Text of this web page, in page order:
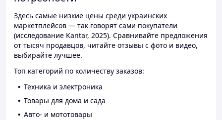
Здесь самые низкие цены среди украинских
маркетплейсов — так говорят сами покупатели
(исследование Kantar, 2025). Сравнивайте предложения
от тысяч продавцов, читайте отзывы с фото и видео,
выбирайте лучшее.
Топ категорий по количеству заказов:
Техника и электроника
Товары для дома и сада
Авто- и мототовары